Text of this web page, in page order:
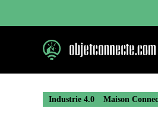
Industrie 4.0 Maison